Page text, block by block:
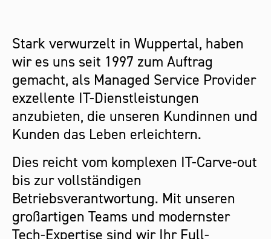
Stark verwurzelt in Wuppertal, haben
wir es uns seit 1997 zum Auftrag
gemacht, als Managed Service Provider
exzellente IT-Dienstleistungen
anzubieten, die unseren Kundinnen und
Kunden das Leben erleichtern.
Dies reicht vom komplexen IT-Carve-out
bis zur vollständigen
Betriebsverantwortung. Mit unseren
großartigen Teams und modernster
Tech-Expertise sind wir Ihr Full-